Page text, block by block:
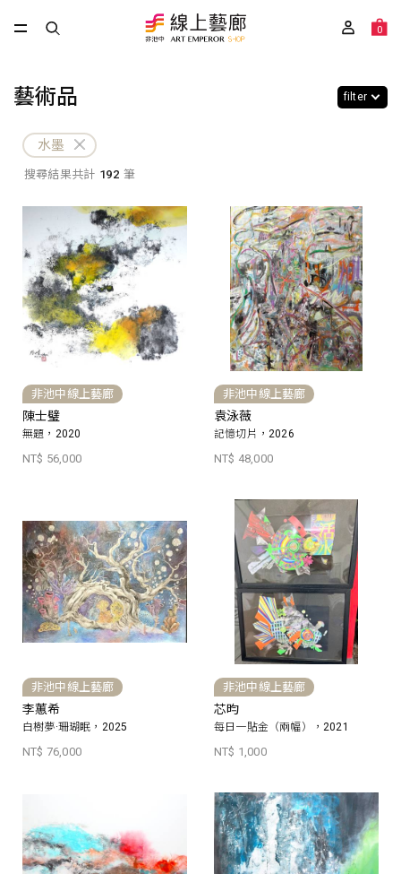
0
藝術品 filter
水墨
搜尋結果共計 192 筆
非池中線上藝廊
陳士璧
無題，2020
NT$ 56,000
非池中線上藝廊
袁泳薇
記憶切片，2026
NT$ 48,000
非池中線上藝廊
李蕙希
白樹夢·珊瑚眠，2025
NT$ 76,000
非池中線上藝廊
芯昀
每日一貼金（兩幅），2021
NT$ 1,000